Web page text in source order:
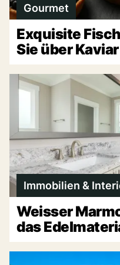
Gourmet
Exquisite
Sie über
Immobilien &
Weisser
das